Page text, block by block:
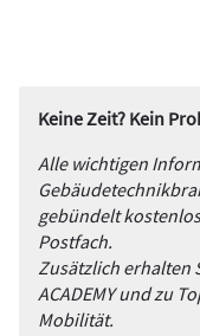
Keine Zeit? Kein
Alle wichtigen
gebündelt
Postfach.
Zusätzlich erhalten
ACADEMY und zu
Mobilität.